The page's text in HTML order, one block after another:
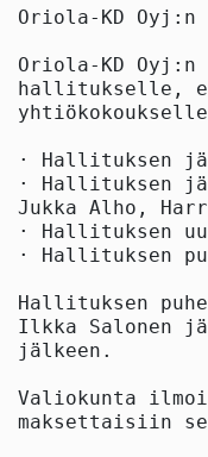
Oriola-KD
Oriola-KD Oyj:n
hallitukselle,
· Hallituksen
· Hallituksen
Jukka Alho,
· Hallituksen
· Hallituksen
Hallituksen
Ilkka Salonen
jälkeen.
Valiokunta
maksettaisiin